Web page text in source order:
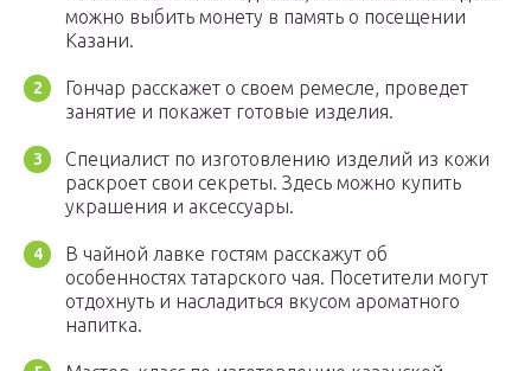
можно выбить монету в память о посещении
Казани.
Гончар расскажет о своем ремесле, проведет
занятие и покажет готовые изделия.
Специалист по изготовлению изделий из кожи
раскроет свои секреты. Здесь можно купить
украшения и аксессуары.
В чайной лавке гостям расскажут об
особенностях татарского чая. Посетители могут
отдохнуть и насладиться вкусом ароматного
напитка.